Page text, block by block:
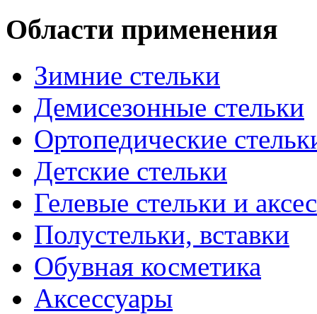
Области применения
Зимние стельки
Демисезонные стельки
Ортопедические
Детские стельки
Гелевые стельки и
Полустельки, вставки
Обувная косметика
Аксессуары